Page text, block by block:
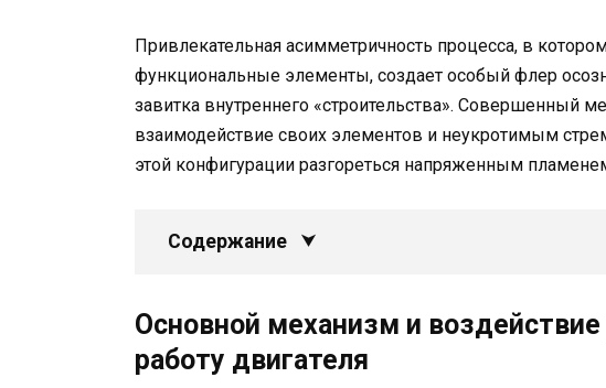
Привлекательная асимметричность процесса, в
функциональные элементы, создает особый флер
завитка внутреннего «строительства». Совершенный
взаимодействие своих элементов и неукротимым
этой конфигурации разгореться напряженным
Содержание
Основной механизм и воздействие
работу двигателя